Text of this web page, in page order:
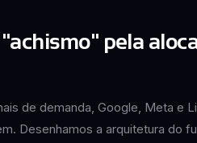
pela
de demanda, Google, Meta e
Desenhamos a arquitetura do